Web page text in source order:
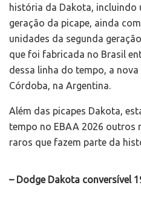
história da Dakota, incluindo
geração da picape, ainda
unidades da segunda
que foi fabricada no Brasil
dessa linha do tempo, a
Córdoba, na Argentina.
Além das picapes Dakota,
tempo no EBAA 2026 outros
raros que fazem parte da
– Dodge Dakota conversível